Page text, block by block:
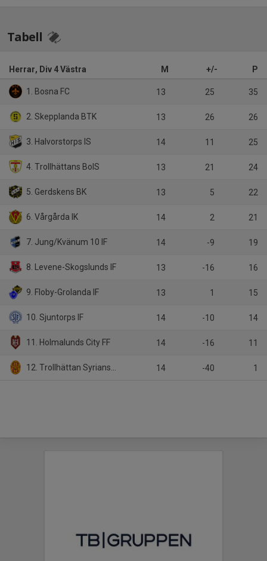
Tabell
Herrar, Div 4 Västra M +/- P
1. Bosna FC 13 25 35
2. Skepplanda BTK 13 26 26
3. Halvorstorps IS 14 11 25
4. Trollhättans BoIS 13 21 24
5. Gerdskens BK 13 5 22
6. Vårgårda IK 14 2 21
7. Jung/Kvänum 10 IF 14 -9 19
8. Levene-Skogslunds IF 13 -16 16
9. Floby-Grolanda IF 13 1 15
10. Sjuntorps IF 14 -10 14
11. Holmalunds City FF 14 -16 11
12. Trollhättan Syrianska FK 14 -40 1